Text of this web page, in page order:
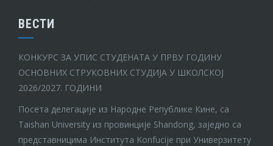
ВЕСТИ
КОНКУРС ЗА УПИС СТУДЕНАТА У ПРВУ ГОДИНУ
ОСНОВНИХ СТРУКОВНИХ СТУДИЈА У ШКОЛСКОЈ
2026/2027. ГОДИНИ
Посета делегације из Народне Републике Кине, са
Taishan University из провинције Shandong, заједно са
представницима Института Konfucije при Универзитету